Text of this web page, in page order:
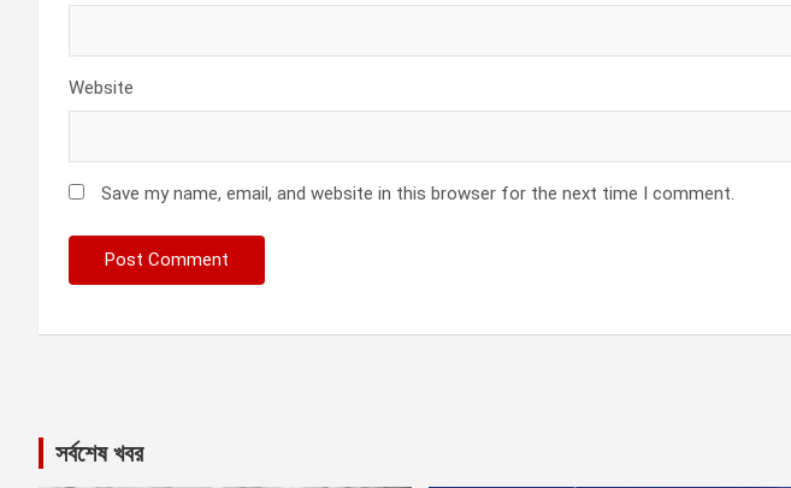
Website
Save my name, email, and website in this browser for the next time I comment.
সর্বশেষ খবর